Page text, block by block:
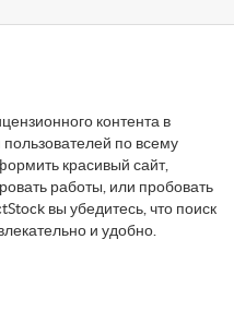
контента в
по всему
красивый сайт,
работы, или пробовать
вы убедитесь, что поиск
и удобно.